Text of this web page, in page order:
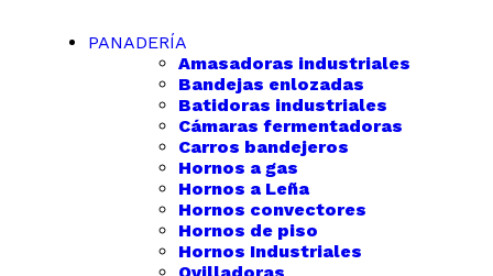
PANADERÍA
Amasadoras industriales
Bandejas enlozadas
Batidoras industriales
Cámaras fermentadoras
Carros bandejeros
Hornos a gas
Hornos a Leña
Hornos convectores
Hornos de piso
Hornos Industriales